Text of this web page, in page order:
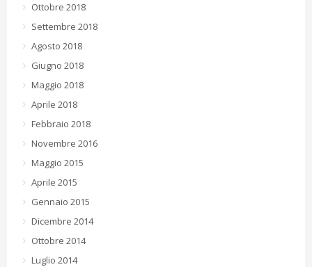
Ottobre 2018
Settembre 2018
Agosto 2018
Giugno 2018
Maggio 2018
Aprile 2018
Febbraio 2018
Novembre 2016
Maggio 2015
Aprile 2015
Gennaio 2015
Dicembre 2014
Ottobre 2014
Luglio 2014